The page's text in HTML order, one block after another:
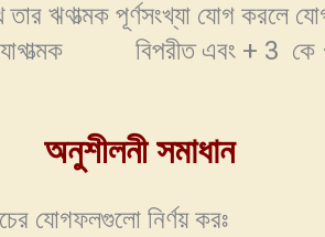
তার ঋণাত্মক পূর্ণসংখ্যা যোগ করলে
বিপরীত এবং + 3 কে
অনুশীলনী সমাধান
যোগফলগুলো নির্ণয় করঃ